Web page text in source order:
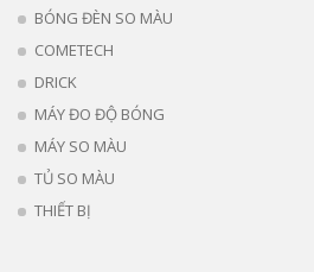
BÓNG ĐÈN SO MÀU
COMETECH
DRICK
MÁY ĐO ĐỘ BÓNG
MÁY SO MÀU
TỦ SO MÀU
THIẾT BỊ